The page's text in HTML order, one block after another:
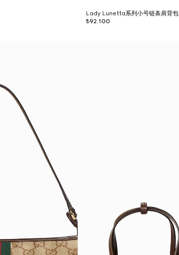
Lady Lunetta系列小号链条肩背包
₺92.100